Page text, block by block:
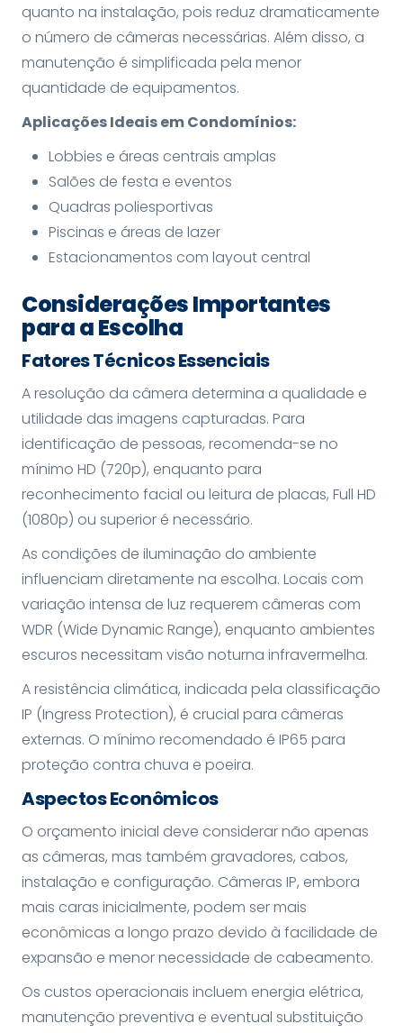
quanto na instalação, pois reduz dramaticamente
o número de câmeras necessárias. Além disso, a
manutenção é simplificada pela menor
quantidade de equipamentos.
Aplicações Ideais em Condomínios:
Lobbies e áreas centrais amplas
Salões de festa e eventos
Quadras poliesportivas
Piscinas e áreas de lazer
Estacionamentos com layout central
Considerações Importantes
para a Escolha
Fatores Técnicos Essenciais
A resolução da câmera determina a qualidade e
utilidade das imagens capturadas. Para
identificação de pessoas, recomenda-se no
mínimo HD (720p), enquanto para
reconhecimento facial ou leitura de placas, Full HD
(1080p) ou superior é necessário.
As condições de iluminação do ambiente
influenciam diretamente na escolha. Locais com
variação intensa de luz requerem câmeras com
WDR (Wide Dynamic Range), enquanto ambientes
escuros necessitam visão noturna infravermelha.
A resistência climática, indicada pela classificação
IP (Ingress Protection), é crucial para câmeras
externas. O mínimo recomendado é IP65 para
proteção contra chuva e poeira.
Aspectos Econômicos
O orçamento inicial deve considerar não apenas
as câmeras, mas também gravadores, cabos,
instalação e configuração. Câmeras IP, embora
mais caras inicialmente, podem ser mais
econômicas a longo prazo devido à facilidade de
expansão e menor necessidade de cabeamento.
Os custos operacionais incluem energia elétrica,
manutenção preventiva e eventual substituição